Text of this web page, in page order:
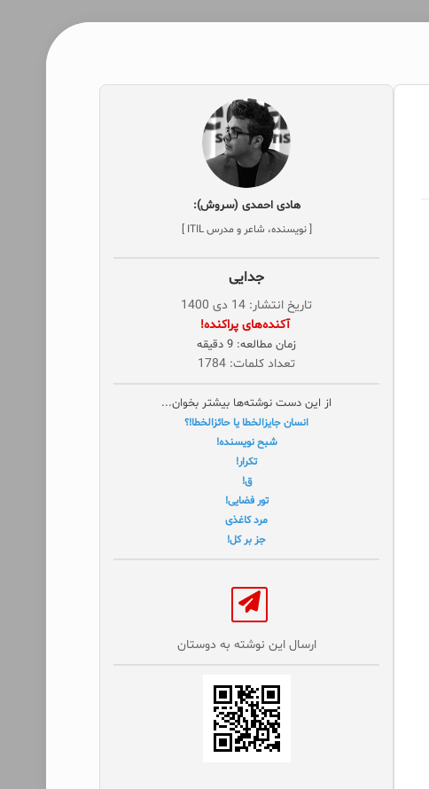
هادی احمدی (سروش):
[ نویسنده، شاعر و مدرس ITIL ]
جدایی
تاریخ انتشار: 14 دی 1400
‌ آکنده‌های پراکنده!
زمان مطالعه: 9 دقیقه
تعداد کلمات: 1784
از این دست نوشته‌ها بیشتر بخوان...
انسان جایزالخطا یا حائز‌الخطا!؟
شبح نویسنده!
تکرار!
ق!
تور فضایی!
مرد کاغذی
جز بر کل!
ارسال این نوشته به دوستان‌